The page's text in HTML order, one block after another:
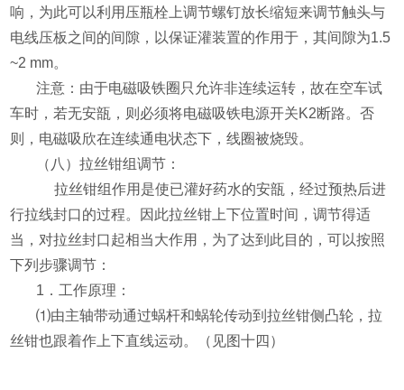
响，为此可以利用压瓶栓上调节螺钉放长缩短来调节触头与
电线压板之间的间隙，以保证灌装置的作用于，其间隙为1.5
~2 mm。
注意：由于电磁吸铁圈只允许非连续运转，故在空车试
车时，若无安瓿，则必须将电磁吸铁电源开关K2断路。否
则，电磁吸欣在连续通电状态下，线圈被烧毁。
（八）拉丝钳组调节：
拉丝钳组作用是使已灌好药水的安瓿，经过预热后进
行拉线封口的过程。因此拉丝钳上下位置时间，调节得适
当，对拉丝封口起相当大作用，为了达到此目的，可以按照
下列步骤调节：
1 ．工作原理：
⑴由主轴带动通过蜗杆和蜗轮传动到拉丝钳侧凸轮，拉
丝钳也跟着作上下直线运动。（见图十四）